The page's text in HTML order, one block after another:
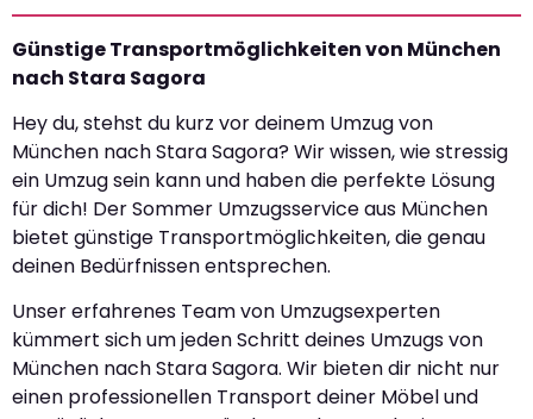
Günstige Transportmöglichkeiten von München
nach Stara Sagora
Hey du, stehst du kurz vor deinem Umzug von
München nach Stara Sagora? Wir wissen, wie stressig
ein Umzug sein kann und haben die perfekte Lösung
für dich! Der Sommer Umzugsservice aus München
bietet günstige Transportmöglichkeiten, die genau
deinen Bedürfnissen entsprechen.
Unser erfahrenes Team von Umzugsexperten
kümmert sich um jeden Schritt deines Umzugs von
München nach Stara Sagora. Wir bieten dir nicht nur
einen professionellen Transport deiner Möbel und